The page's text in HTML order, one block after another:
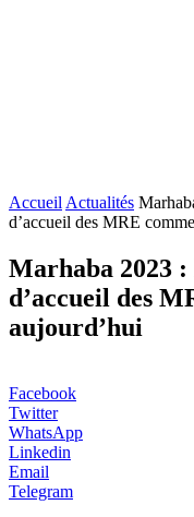
Accueil Actualités
d’accueil des MRE
Marhaba 2023
d’accueil des
aujourd’hui
Facebook
Twitter
WhatsApp
Linkedin
Email
Telegram